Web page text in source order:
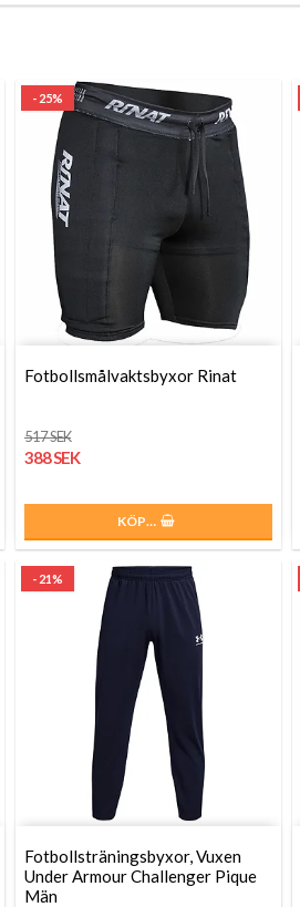
- 25%
Fotbollsmålvaktsbyxor Rinat
517 SEK
388 SEK
KÖP…
- 21%
Fotbollsträningsbyxor, Vuxen
Under Armour Challenger Pique
Män